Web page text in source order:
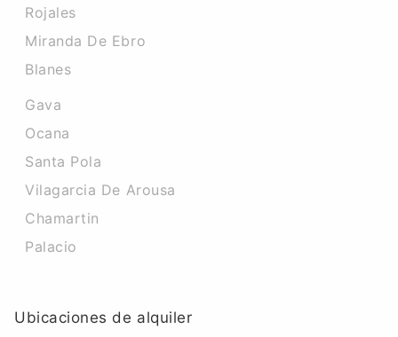
Rojales
Miranda De Ebro
Blanes
Gava
Ocana
Santa Pola
Vilagarcia De Arousa
Chamartin
Palacio
Ubicaciones de alquiler